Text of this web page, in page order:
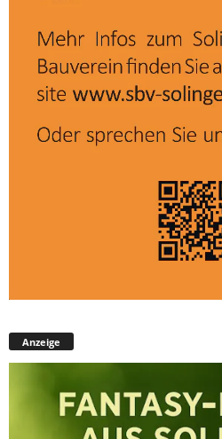
Anzeige